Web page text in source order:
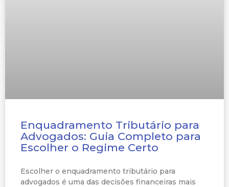
Enquadramento Tributário para
Advogados: Guia Completo para
Escolher o Regime Certo
Escolher o enquadramento tributário para
advogados é uma das decisões financeiras mais